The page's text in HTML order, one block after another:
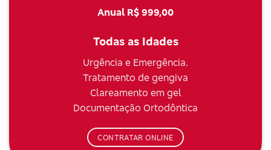
Anual R$ 999,00
Todas as Idades
Urgência e Emergência.
Tratamento de gengiva
Clareamento em gel
Documentação Ortodôntica
CONTRATAR ONLINE